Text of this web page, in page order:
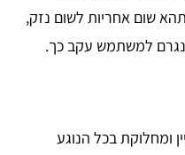
שום אחריות לשום נזק,
שנגרם למשתמש עקב כך.
ומחלוקת בכל הנוגע